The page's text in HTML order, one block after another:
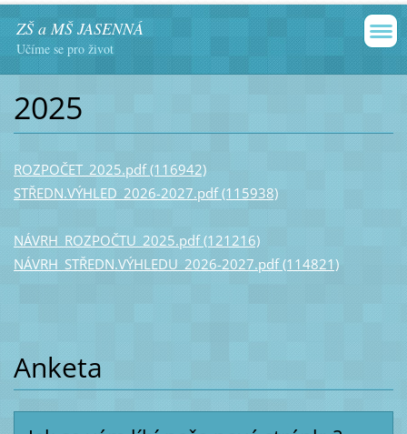
ZŠ a MŠ JASENNÁ
Učíme se pro život
2025
ROZPOČET_2025.pdf (116942)
STŘEDN.VÝHLED_2026-2027.pdf (115938)
NÁVRH_ROZPOČTU_2025.pdf (121216)
NÁVRH_STŘEDN.VÝHLEDU_2026-2027.pdf (114821)
Anketa